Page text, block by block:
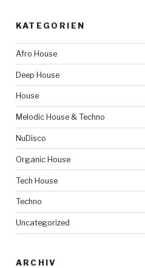
KATEGORIEN
Afro House
Deep House
House
Melodic House & Techno
NuDisco
Organic House
Tech House
Techno
Uncategorized
ARCHIV